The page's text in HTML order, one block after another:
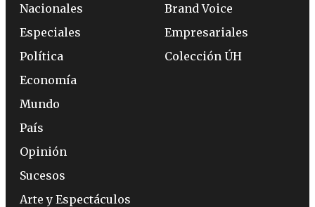
Nacionales
Especiales
Política
Economía
Mundo
País
Opinión
Sucesos
Arte y Espectáculos
Brand Voice
Empresariales
Colección ÚH